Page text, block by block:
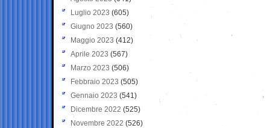
Luglio 2023 (605)
Giugno 2023 (560)
Maggio 2023 (412)
Aprile 2023 (567)
Marzo 2023 (506)
Febbraio 2023 (505)
Gennaio 2023 (541)
Dicembre 2022 (525)
Novembre 2022 (526)